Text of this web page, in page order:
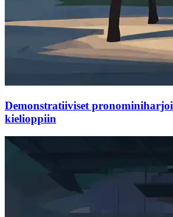
Demonstratiiviset
kielioppiin